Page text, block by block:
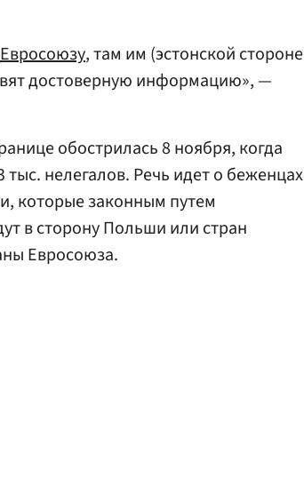
Евросоюзу, там им (эстонской стороне
достоверную информацию», —
обострилась 8 ноября, когда
нелегалов. Речь идет о беженцах
которые законным путем
в сторону Польши или стран
Евросоюза.